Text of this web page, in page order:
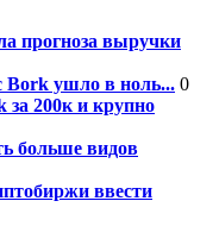
прогноза выручки
Bork ушло в ноль... 0
200к и крупно
больше видов
ввести